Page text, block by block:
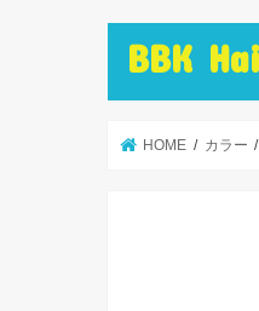
BBK
HOME カラー